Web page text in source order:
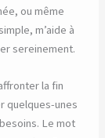
ou même
m’aide à
sereinement.
la fin
quelques-unes
Le mot